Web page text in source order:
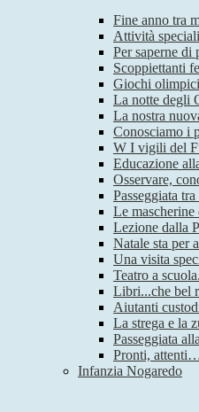
Fine anno tra
Attività
Per saperne di
Scoppiettanti
Giochi
La notte degli
La nostra
Conosciamo i
W I vigili del
Educazione
Osservare,
Passeggiata
Le
Lezione dalla
Natale sta per
Una visita
Teatro a
Libri...che bel
Aiutanti
La strega e la
Passeggiata
Pronti,
Infanzia Nogaredo